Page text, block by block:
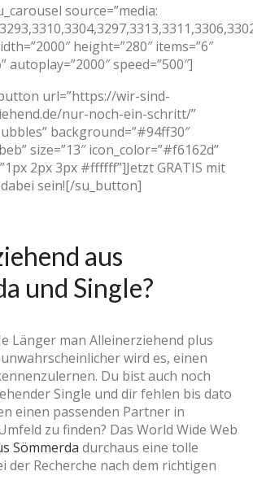
source=”media:
height=”280″ items=”6″
autoplay=”2000″ speed=”500″]
url=”https://wir-sind-
nur-noch-ein-schritt/”
background=”#94ff30″
size=”13″ icon_color=”#f6162d”
2px 3px #ffffff”]Jetzt GRATIS mit
dabei sein![/su_button]
aus
und Single?
Länger man Alleinerziehend plus
wird es, einen
Du bist auch noch
Single und dir fehlen bis dato
einen passenden Partner in
zu finden? Das World Wide Web
Sömmerda durchaus eine tolle
der Recherche nach dem richtigen